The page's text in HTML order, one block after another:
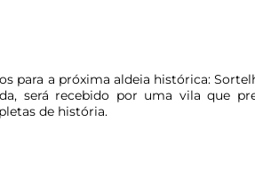
para a próxima aldeia histórica:
será recebido por uma vila que
de história.